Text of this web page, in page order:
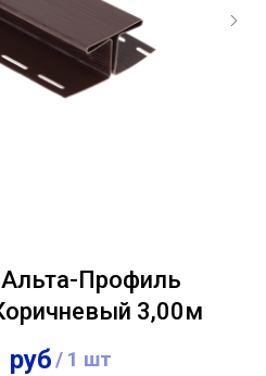
Профиль
3,00м
руб/ 1 шт